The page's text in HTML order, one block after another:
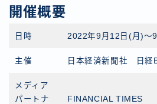
開催概要
日時 2022年9月12日(月)〜
主催 日本経済新聞社 日経
メディア
パートナ
FINANCIAL TIMES